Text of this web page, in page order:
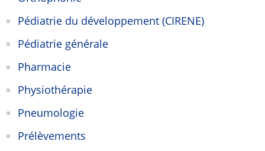
Pédiatrie du développement (CIRENE)
Pédiatrie générale
Pharmacie
Physiothérapie
Pneumologie
Prélèvements